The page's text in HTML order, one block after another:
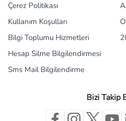
Çerez Politikası
Kullanım Koşulları
Bilgi Toplumu Hizmetleri
Hesap Silme Bilgilendirmesi
Sms Mail Bilgilendirme
Bizi Takip